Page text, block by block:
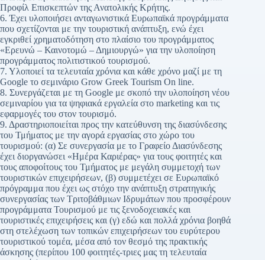
Προφίλ Επισκεπτών της Ανατολικής Κρήτης.
6. Έχει υλοποιήσει ανταγωνιστικά Ευρωπαϊκά προγράμματα
που σχετίζονται με την τουριστική ανάπτυξη, ενώ έχει
εγκριθεί χρηματοδότηση στο πλαίσιο του προγράμματος
«Ερευνώ – Καινοτομώ – Δημιουργώ» για την υλοποίηση
προγράμματος πολιτιστικού τουρισμού.
7. Υλοποιεί τα τελευταία χρόνια και κάθε χρόνο μαζί με τη
Google το σεμινάριο Grow Greek Tourism On line.
8. Συνεργάζεται με τη Google με σκοπό την υλοποίηση νέου
σεμιναρίου για τα ψηφιακά εργαλεία στο marketing και τις
εφαρμογές του στον τουρισμό.
9. Δραστηριοποιείται προς την κατεύθυνση της διασύνδεσης
του Τμήματος με την αγορά εργασίας στο χώρο του
τουρισμού: (α) Σε συνεργασία με το Γραφείο Διασύνδεσης
έχει διοργανώσει «Ημέρα Καριέρας» για τους φοιτητές και
τους αποφοίτους του Τμήματος με μεγάλη συμμετοχή των
τουριστικών επιχειρήσεων, (β) συμμετέχει σε Ευρωπαϊκό
πρόγραμμα που έχει ως στόχο την ανάπτυξη στρατηγικής
συνεργασίας των Τριτοβάθμιων Ιδρυμάτων που προσφέρουν
προγράμματα Τουρισμού με τις ξενοδοχειακές και
τουριστικές επιχειρήσεις και (γ) εδώ και πολλά χρόνια βοηθά
στη στελέχωση των τοπικών επιχειρήσεων του ευρύτερου
τουριστικού τομέα, μέσα από τον θεσμό της πρακτικής
άσκησης (περίπου 100 φοιτητές-τριες μας τη τελευταία